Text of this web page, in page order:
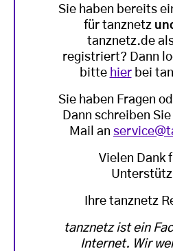
Sie haben bereits
für tanznetz
tanznetz.de
registriert? Dann
bitte hierbei
Sie haben Fragen
Dann schreiben
Mail an
Vielen Dank
Ihre tanznetz
tanznetz ist ein
Internet. Wir